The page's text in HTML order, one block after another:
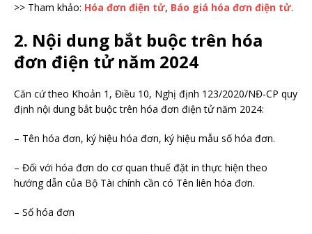
>> Tham khảo: Hóa đơn điện tử, Báo giá hóa đơn điện tử.
2. Nội dung bắt buộc trên hóa
đơn điện tử năm 2024
Căn cứ theo Khoản 1, Điều 10, Nghị định 123/2020/NĐ-CP quy
định nội dung bắt buộc trên hóa đơn điện tử năm 2024:
– Tên hóa đơn, ký hiệu hóa đơn, ký hiệu mẫu số hóa đơn.
– Đối với hóa đơn do cơ quan thuế đặt in thực hiện theo
hướng dẫn của Bộ Tài chính cần có Tên liên hóa đơn.
– Số hóa đơn